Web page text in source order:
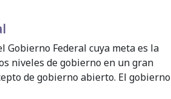
Gobierno Federal cuya meta es la
niveles de gobierno en un gran
de gobierno abierto. El gobierno